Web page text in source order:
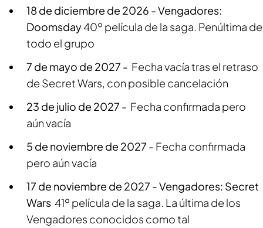
18 de diciembre de 2026 -Vengadores:
Doomsday40º película de la saga. Penúltima de
todo el grupo
7 de mayo de 2027 - Fecha vacía tras el retraso
de Secret Wars, con posible cancelación
23 de julio de 2027 - Fecha confirmada pero
aún vacía
5 de noviembre de 2027 - Fecha confirmada
pero aún vacía
17 de noviembre de 2027 -Vengadores: Secret
Wars 41º película de la saga. La última de los
Vengadores conocidos como tal